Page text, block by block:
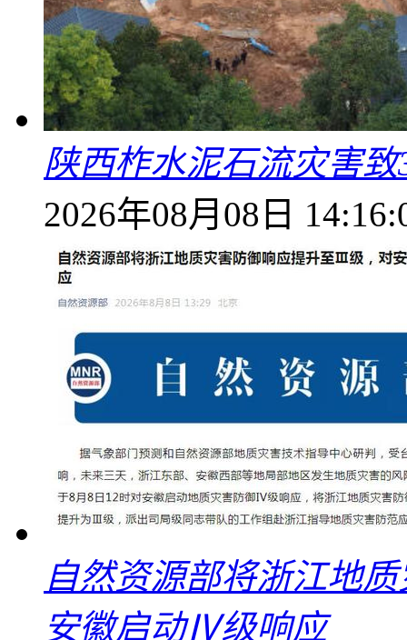
陕西柞水泥石流灾害
2026年08月08日
自然资源部将浙江地
安徽启动Ⅳ级响应